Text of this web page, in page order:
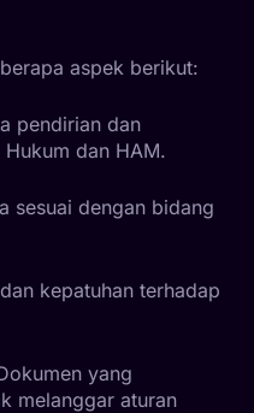
aspek berikut:
pendirian dan
dan HAM.
sesuai dengan bidang
kepatuhan terhadap
yang
melanggar aturan